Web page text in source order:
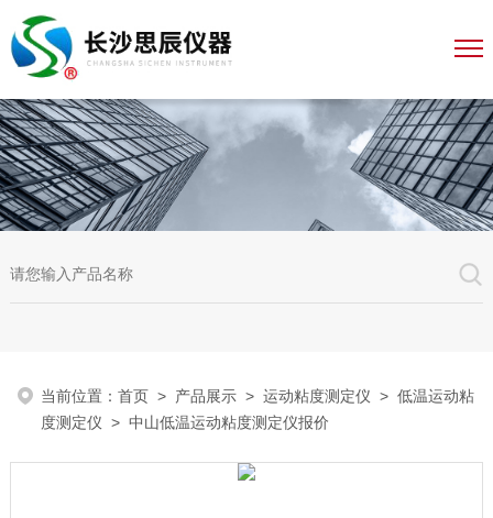
当前位置：首页 > 产品展示 >运动粘度测定仪 >低温运动粘
度测定仪 > 中山低温运动粘度测定仪报价